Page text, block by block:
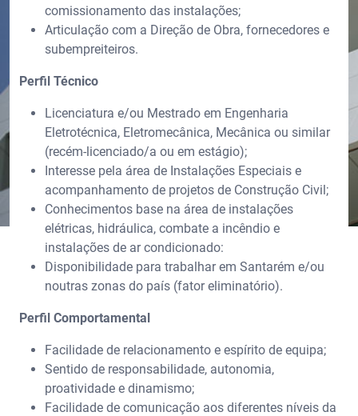
comissionamento das instalações;
Articulação com a Direção de Obra, fornecedores e
subempreiteiros.
Perfil Técnico
Licenciatura e/ou Mestrado em Engenharia
Eletrotécnica, Eletromecânica, Mecânica ou similar
(recém-licenciado/a ou em estágio);
Interesse pela área de Instalações Especiais e
acompanhamento de projetos de Construção Civil;
Conhecimentos base na área de instalações
elétricas, hidráulica, combate a incêndio e
instalações de ar condicionado:
Disponibilidade para trabalhar em Santarém e/ou
noutras zonas do país (fator eliminatório).
Perfil Comportamental
Facilidade de relacionamento e espírito de equipa;
Sentido de responsabilidade, autonomia,
proatividade e dinamismo;
Facilidade de comunicação aos diferentes níveis da